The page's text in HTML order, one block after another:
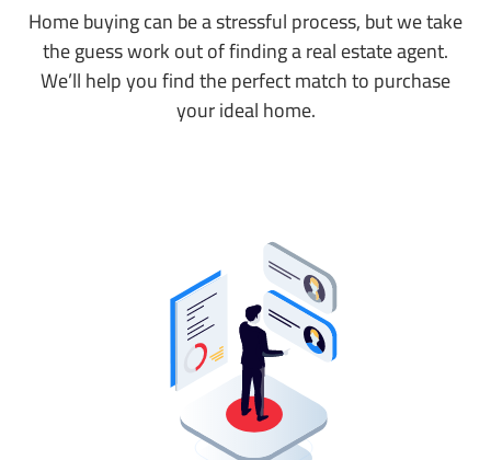
Home buying can be a stressful process, but we take
the guess work out of finding a real estate agent.
We’ll help you find the perfect match to purchase
your ideal home.